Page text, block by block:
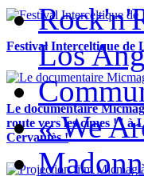
Festival Interceltique de
Le documentaire
route vers les cimes !" à
Cervantès !
Los
« We